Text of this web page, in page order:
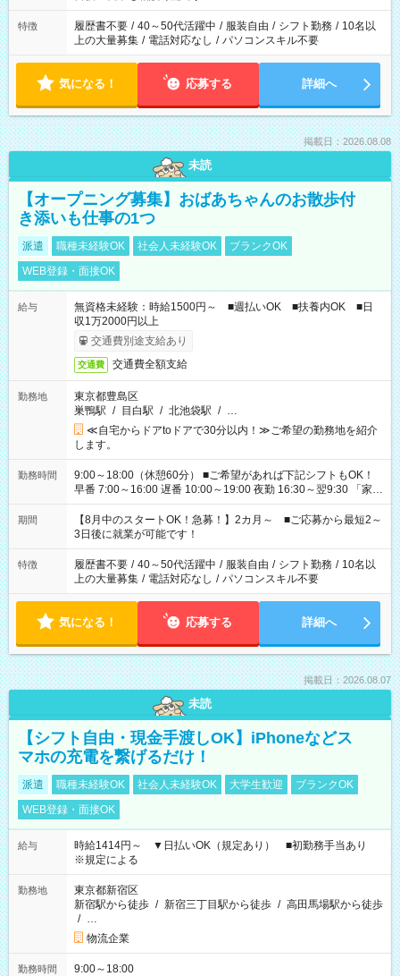
の勤務時間。 合計で週40時間を超える場合は応募できません。
特徴 履歴書不要 / 40～50代活躍中 / 服装自由 / シフト勤務 / 10名以
上の大量募集 / 電話対応なし / パソコンスキル不要
気になる！ 応募する 詳細へ
掲載日：2026.08.08
未読
【オープニング募集】おばあちゃんのお散歩付
き添いも仕事の1つ
派遣 職種未経験OK 社会人未経験OK
ブランクOK
WEB登録・面接OK
給与
無資格未経験：時給1500円～ ■週払いOK ■扶養内OK ■日
収1万2000円以上
交通費別途支給あり
交通費 交通費全額支給
勤務地
東京都豊島区
巣鴨駅 / 目白駅 / 北池袋駅 / …
≪自宅からドアtoドアで30分以内！≫ご希望の勤務地を紹介
します。
勤務時間
9:00～18:00（休憩60分） ■ご希望があれば下記シフトもOK！
早番 7:00～16:00 遅番 10:00～19:00 夜勤 16:30～翌9:30 「家族
と休みを合わせたい」 「余裕を持って夕飯の準備がしたい」
「できれば残業はしたくない」 など、ご希望を教えてください
ね。 ※Wワーク希望の方へ 今ご覧のお仕事で希望する勤務時間
と、もう1つのお仕事の勤務時間。 合計で週40時間を超える場
合は応募できません。
期間
【8月中のスタートOK！急募！】2カ月～ ■ご応募から最短2～
3日後に就業が可能です！
特徴 履歴書不要 / 40～50代活躍中 / 服装自由 / シフト勤務 / 10名以
上の大量募集 / 電話対応なし / パソコンスキル不要
気になる！ 応募する 詳細へ
掲載日：2026.08.07
未読
【シフト自由・現金手渡しOK】iPhoneなどス
マホの充電を繋げるだけ！
派遣 職種未経験OK 社会人未経験OK 大学生歓迎
ブランクOK
WEB登録・面接OK
給与
時給1414円～ ▼日払いOK（規定あり） ■初勤務手当あり
※規定による
勤務地
東京都新宿区
新宿駅から徒歩 / 新宿三丁目駅から徒歩 / 高田馬場駅から徒歩
/ …
物流企業
勤務時間 9:00～18:00